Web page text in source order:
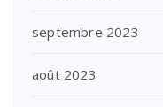
septembre 2023
août 2023